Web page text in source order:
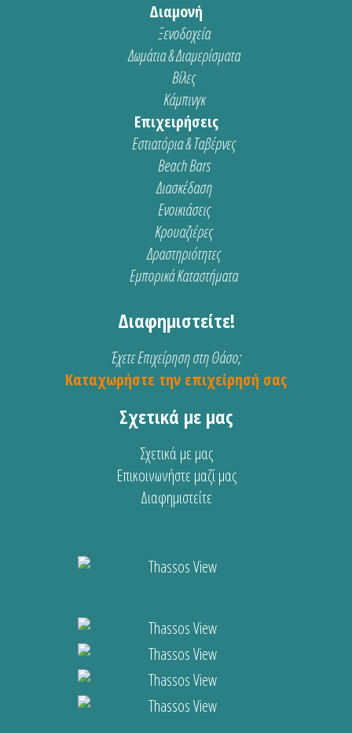
Διαμονή
Ξενοδοχεία
Δωμάτια & Διαμερίσματα
Βίλες
Κάμπινγκ
Επιχειρήσεις
Εστιατόρια & Ταβέρνες
Beach Bars
Διασκέδαση
Ενοικιάσεις
Κρουαζιέρες
Δραστηριότητες
Εμπορικά Καταστήματα
Διαφημιστείτε!
Έχετε Επιχείρηση στη Θάσο;
Καταχωρήστε την επιχείρησή σας
Σχετικά με μας
Σχετικά με μας
Επικοινωνήστε μαζί μας
Διαφημιστείτε